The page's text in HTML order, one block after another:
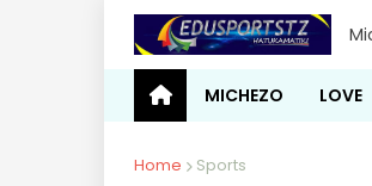
MICHEZO LOVE
Home Sports